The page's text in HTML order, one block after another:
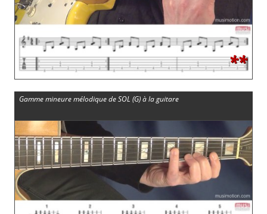
**
Gamme mineure mélodique de SOL (G) à la guitare